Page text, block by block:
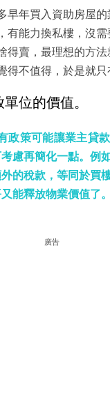
早年買入資助房屋
有能力換私樓，沒需
得賣，最理想的方
得不值得，於是就只
位的價值。
政策可能讓業主貸
慮再簡化一點。例
的稅款，等同於買
能釋放物業價值了。
廣告